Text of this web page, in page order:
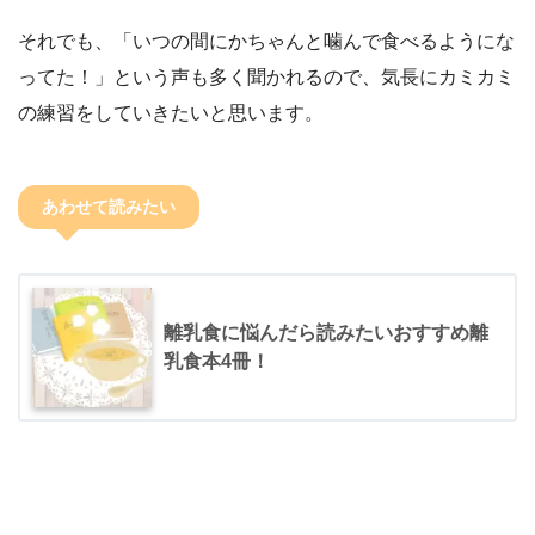
それでも、「いつの間にかちゃんと噛んで食べるようにな
ってた！」という声も多く聞かれるので、気長にカミカミ
の練習をしていきたいと思います。
あわせて読みたい
離乳食に悩んだら読みたいおすすめ離
乳食本4冊！